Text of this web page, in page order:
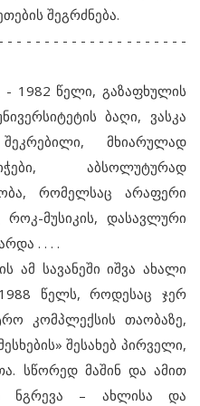
შეგრძნება.
- - - - - - - - - - - - - - - - - -
- 1982 წელი, გაზაფხულის
ბაღი, ვასკა
შეკრებილი, მხიარულად
აბსოლუტურად
რომელსაც არაფერი
როკ-მუსიკის, დასავლური
. . . .
ამ სავანეში იშვა ახალი
წელს, როდესაც ჯერ
კომპლექსის თაობაზე,
შესახებ პირველი,
სწორედ მაშინ და ამით
ნგრევა – ახლისა და